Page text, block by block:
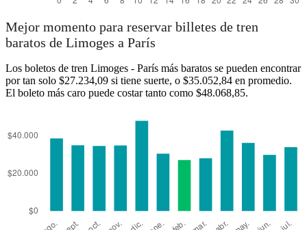
Mejor momento para reservar billetes de tren
baratos de Limoges a París
Los boletos de tren Limoges - París más baratos se pueden encontrar
por tan solo $27.234,09 si tiene suerte, o $35.052,84 en promedio.
El boleto más caro puede costar tanto como $48.068,85.